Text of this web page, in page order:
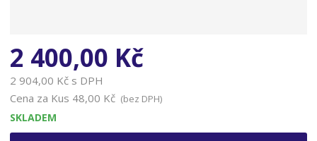
2 400,00 Kč
2 904,00 Kč s DPH
Cena za Kus 48,00 Kč (bez DPH)
SKLADEM